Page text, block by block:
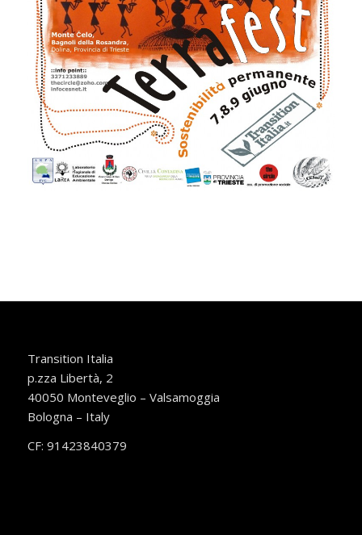
Transition Italia
p.zza Libertà, 2
40050 Monteveglio – Valsamoggia
Bologna – Italy
CF: 91423840379